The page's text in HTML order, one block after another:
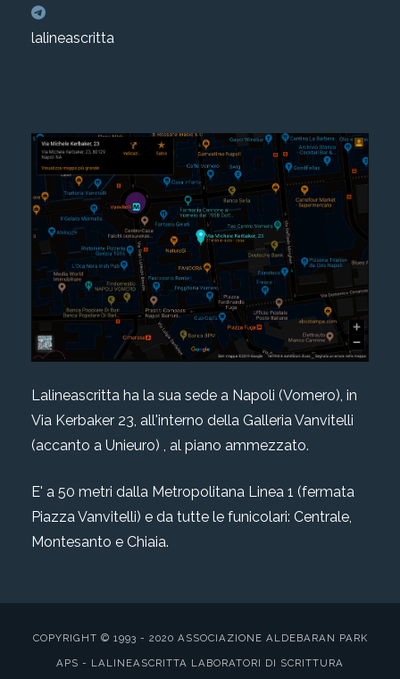
lalineascritta
Lalineascritta ha la sua sede a Napoli (Vomero), in
Via Kerbaker 23, all'interno della Galleria Vanvitelli
(accanto a Unieuro) , al piano ammezzato.
E' a 50 metri dalla Metropolitana Linea 1 (fermata
Piazza Vanvitelli) e da tutte le funicolari: Centrale,
Montesanto e Chiaia.
COPYRIGHT © 1993 - 2020 ASSOCIAZIONE ALDEBARAN PARK
APS - LALINEASCRITTA LABORATORI DI SCRITTURA